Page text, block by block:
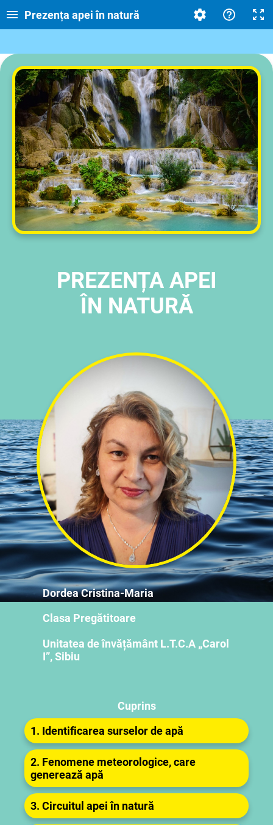
Prezența apei în natură
PREZENȚA APEI
ÎN NATURĂ
Dordea Cristina-Maria
Clasa Pregătitoare
Unitatea de învățământ L.T.C.A „Carol
I”, Sibiu
Cuprins
1. Identificarea surselor de apă
2. Fenomene meteorologice, care
generează apă
3. Circuitul apei în natură